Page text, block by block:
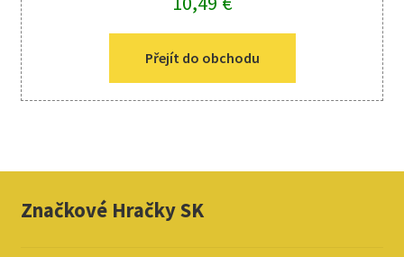
Přejít do obchodu
Značkové Hračky SK